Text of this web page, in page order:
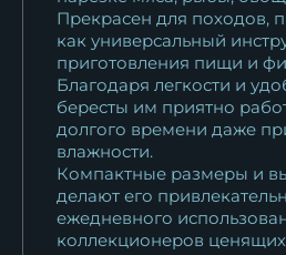
Прекрасен для походов,
как универсальный
приготовления пищи и
Благодаря легкости и
бересты им приятно
долгого времени даже
влажности.
Компактные размеры и
делают его
ежедневного
коллекционеров